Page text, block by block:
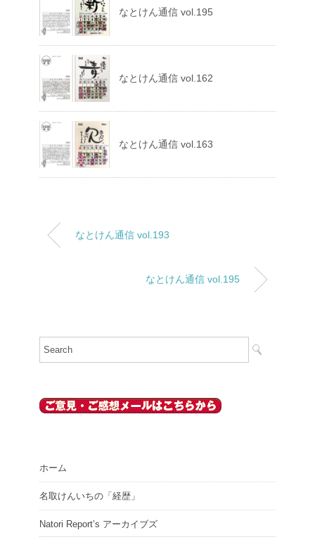
なとけん通信 vol.195
なとけん通信 vol.162
なとけん通信 vol.163
なとけん通信 vol.193
なとけん通信 vol.195
ホーム
名取けんいちの「経歴」
Natori Report’s アーカイブズ